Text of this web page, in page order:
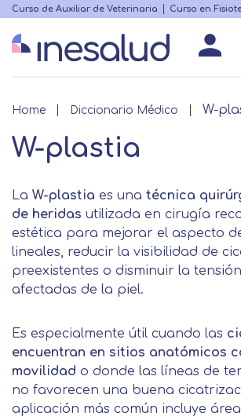
Skip
main
content
Menú
destacado
Curso de Auxiliar de Veterinaria Curso en
Breadcrumb
Home Diccionario Médico W-
W-plastia
La W-plastia es una técnica
de heridas utilizada en cirugía
estética para mejorar el aspecto
lineales, reducir la visibilidad de
preexistentes o disminuir la
afectadas de la piel.
Es especialmente útil cuando las
encuentran en sitios anatómicos
movilidad o donde las líneas de
no favorecen una buena
aplicación más común incluye
Matricularme